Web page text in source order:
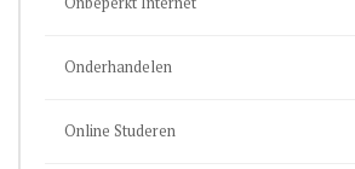
Onderhandelen
Online Studeren